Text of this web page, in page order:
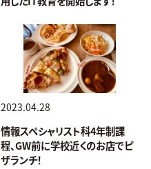
2023.04.28
情報スペシャリスト科4年制課
程、GW前に学校近くのお店でピ
ザランチ！